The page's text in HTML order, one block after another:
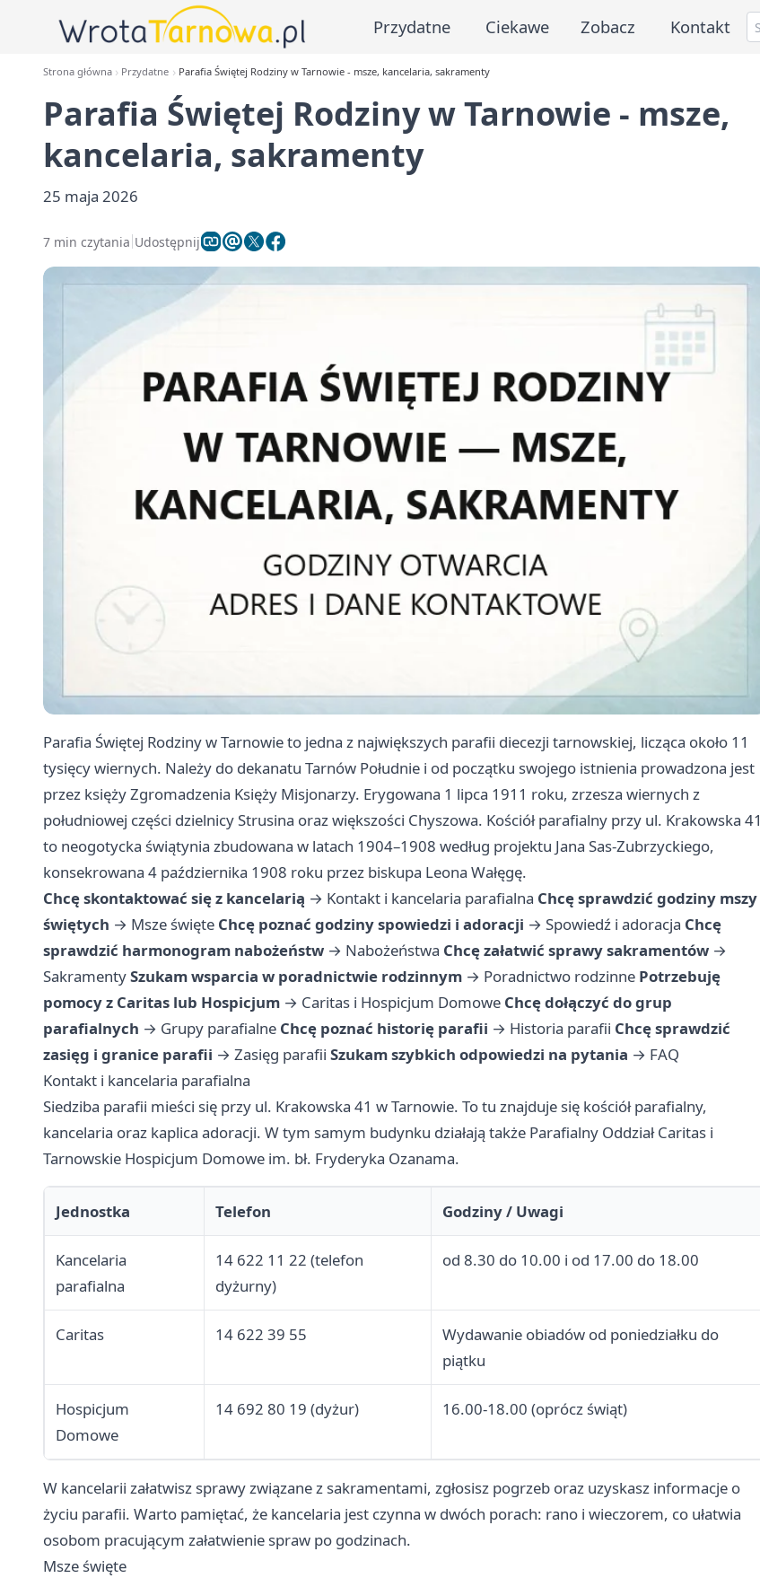
Przydatne Ciekawe Zobacz Kontakt
Strona główna Przydatne Parafia Świętej Rodziny w Tarnowie - msze, kancelaria, sakramenty
Parafia Świętej Rodziny w Tarnowie - msze,
kancelaria, sakramenty
25 maja 2026
7 min czytania Udostępnij
Parafia Świętej Rodziny w Tarnowie to jedna z największych parafii diecezji tarnowskiej, licząca około 11
tysięcy wiernych. Należy do dekanatu Tarnów Południe i od początku swojego istnienia prowadzona jest
przez księży Zgromadzenia Księży Misjonarzy. Erygowana 1 lipca 1911 roku, zrzesza wiernych z
południowej części dzielnicy Strusina oraz większości Chyszowa. Kościół parafialny przy ul. Krakowska 41
to neogotycka świątynia zbudowana w latach 1904–1908 według projektu Jana Sas-Zubrzyckiego,
konsekrowana 4 października 1908 roku przez biskupa Leona Wałęgę.
Chcę skontaktować się z kancelarią → Kontakt i kancelaria parafialna Chcę sprawdzić godziny mszy
świętych → Msze święte Chcę poznać godziny spowiedzi i adoracji → Spowiedź i adoracja Chcę
sprawdzić harmonogram nabożeństw → Nabożeństwa Chcę załatwić sprawy sakramentów →
SakramentySzukam wsparcia w poradnictwie rodzinnym → Poradnictwo rodzinne Potrzebuję
pomocy z Caritas lub Hospicjum → Caritas i Hospicjum Domowe Chcę dołączyć do grup
parafialnych → Grupy parafialne Chcę poznać historię parafii → Historia parafii Chcę sprawdzić
zasięg i granice parafii → Zasięg parafii Szukam szybkich odpowiedzi na pytania → FAQ
Kontakt i kancelaria parafialna
Siedziba parafii mieści się przy ul. Krakowska 41 w Tarnowie. To tu znajduje się kościół parafialny,
kancelaria oraz kaplica adoracji. W tym samym budynku działają także Parafialny Oddział Caritas i
Tarnowskie Hospicjum Domowe im. bł. Fryderyka Ozanama.
Jednostka Telefon Godziny / Uwagi
Kancelaria
parafialna
14 622 11 22 (telefon
dyżurny)
od 8.30 do 10.00 i od 17.00 do 18.00
Caritas 14 622 39 55
Wydawanie obiadów od poniedziałku do
piątku
Hospicjum
Domowe
14 692 80 19 (dyżur) 16.00-18.00 (oprócz świąt)
W kancelarii załatwisz sprawy związane z sakramentami, zgłosisz pogrzeb oraz uzyskasz informacje o
życiu parafii. Warto pamiętać, że kancelaria jest czynna w dwóch porach: rano i wieczorem, co ułatwia
osobom pracującym załatwienie spraw po godzinach.
Msze święte